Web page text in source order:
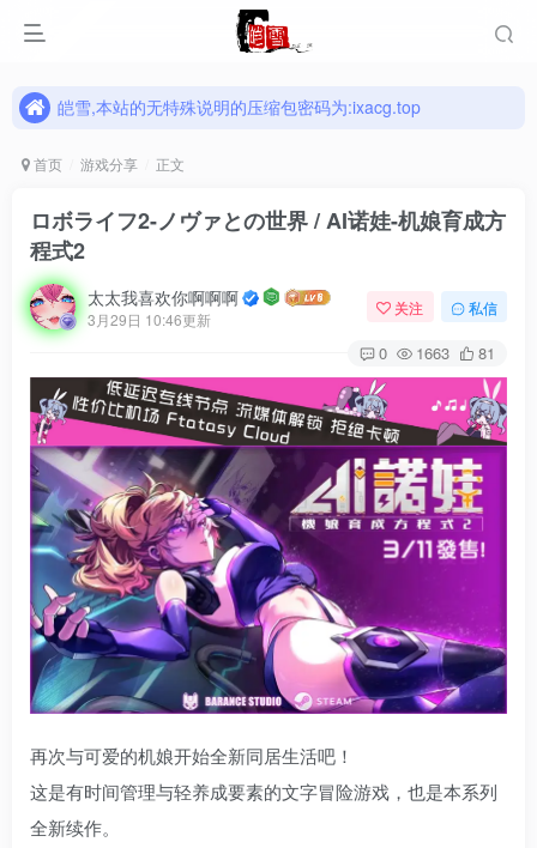
皑雪,本站的无特殊说明的压缩包密码为:ixacg.top
皑雪,本站的无特殊说明的压缩包密码为:ixacg.top
首页 游戏分享 正文
ロボライフ2-ノヴァとの世界 / AI诺娃-机娘育成方
程式2
太太我喜欢你啊啊啊
3月29日 10:46更新
关注 私信
0 1663 81
再次与可爱的机娘开始全新同居生活吧！
这是有时间管理与轻养成要素的文字冒险游戏，也是本系列
全新续作。